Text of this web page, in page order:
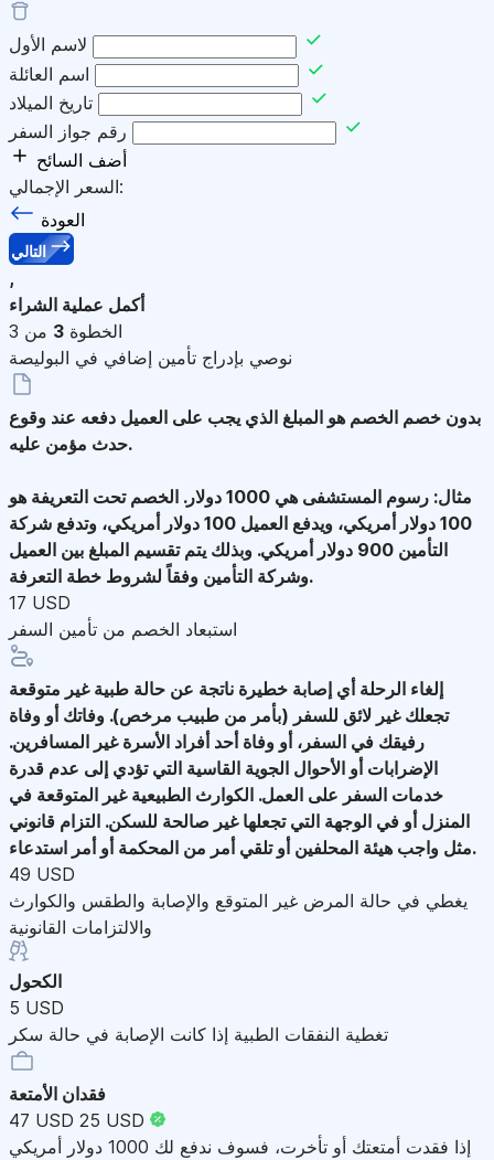
لاسم الأول
اسم العائلة
تاريخ الميلاد
رقم جواز السفر
أضف السائح
السعر الإجمالي:
العودة
التالي
,
أكمل عملية الشراء
الخطوة 3 من 3
نوصي بإدراج تأمين إضافي في البوليصة
بدون خصم الخصم هو المبلغ الذي يجب على العميل دفعه عند وقوع
حدث مؤمن عليه.
مثال: رسوم المستشفى هي 1000 دولار. الخصم تحت التعريفة هو
100 دولار أمريكي، ويدفع العميل 100 دولار أمريكي، وتدفع شركة
التأمين 900 دولار أمريكي. وبذلك يتم تقسيم المبلغ بين العميل
وشركة التأمين وفقاً لشروط خطة التعرفة.
17 USD
استبعاد الخصم من تأمين السفر
إلغاء الرحلة أي إصابة خطيرة ناتجة عن حالة طبية غير متوقعة
تجعلك غير لائق للسفر (بأمر من طبيب مرخص). وفاتك أو وفاة
رفيقك في السفر، أو وفاة أحد أفراد الأسرة غير المسافرين.
الإضرابات أو الأحوال الجوية القاسية التي تؤدي إلى عدم قدرة
خدمات السفر على العمل. الكوارث الطبيعية غير المتوقعة في
المنزل أو في الوجهة التي تجعلها غير صالحة للسكن. التزام قانوني
مثل واجب هيئة المحلفين أو تلقي أمر من المحكمة أو أمر استدعاء.
49 USD
يغطي في حالة المرض غير المتوقع والإصابة والطقس والكوارث
والالتزامات القانونية
الكحول
5 USD
تغطية النفقات الطبية إذا كانت الإصابة في حالة سكر
فقدان الأمتعة
47 USD 25 USD
إذا فقدت أمتعتك أو تأخرت، فسوف ندفع لك 1000 دولار أمريكي